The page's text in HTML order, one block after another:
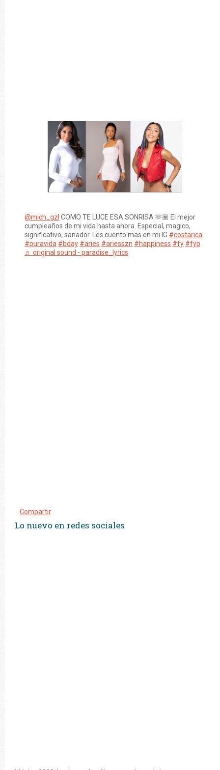
@mich_gzl COMO TE LUCE ESA SONRISA 🫶🏽 El mejor
cumpleaños de mi vida hasta ahora. Especial, magico,
significativo, sanador. Les cuento mas en mi IG #costarica
#puravida #bday #aries #ariesszn #happiness #fy #fyp
♬ original sound - paradise_lyrics
Compartir
Lo nuevo en redes sociales